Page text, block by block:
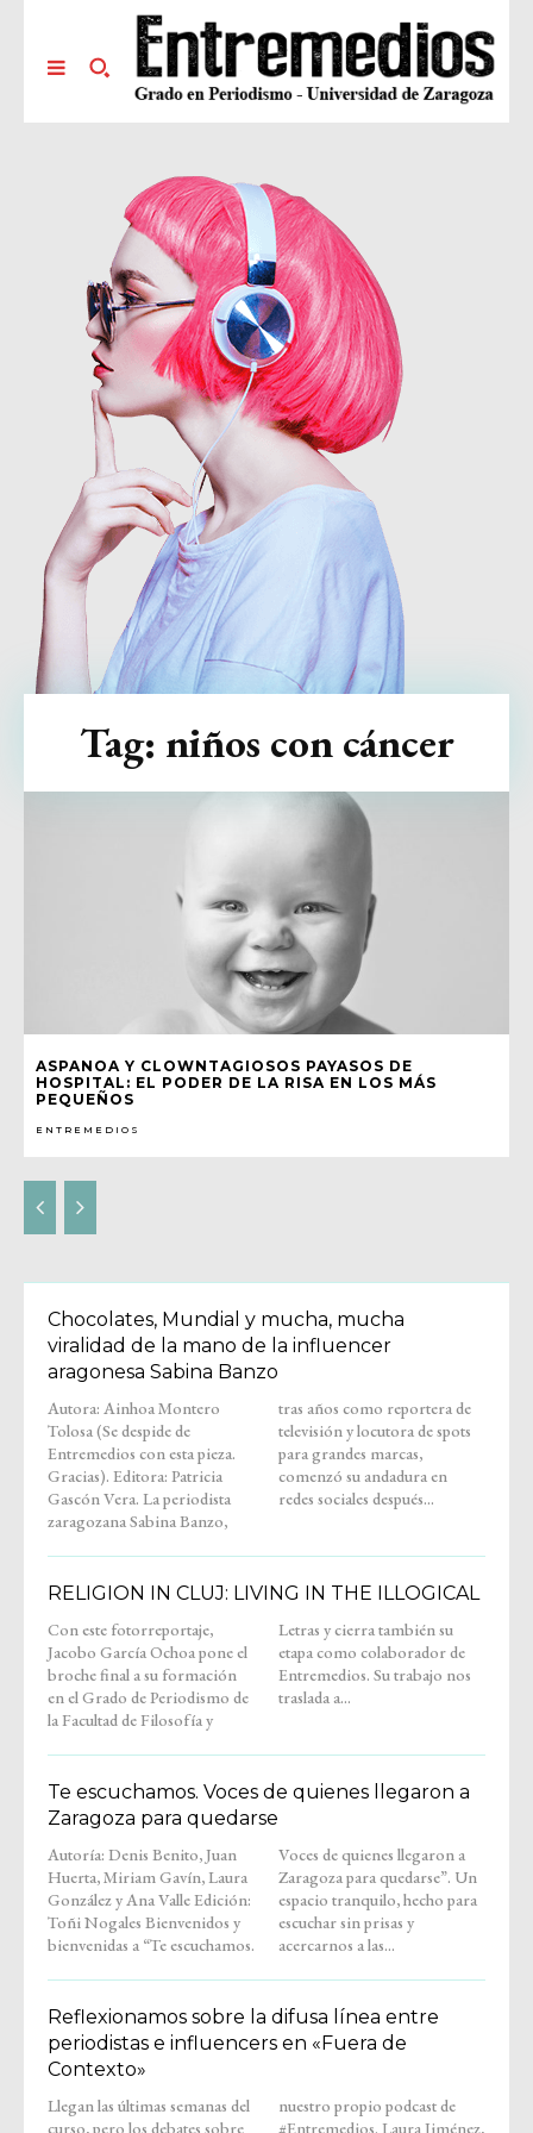
ASPANOA Y CLOWNTAGIOSOS PAYASOS DE
HOSPITAL: EL PODER DE LA RISA EN LOS MÁS
PEQUEÑOS
ENTREMEDIOS
Tag: niños con cáncer
Chocolates, Mundial y mucha, mucha
viralidad de la mano de la influencer
aragonesa Sabina Banzo
Autora: Ainhoa Montero
Tolosa (Se despide de
Entremedios con esta pieza.
Gracias). Editora: Patricia
Gascón Vera. La periodista
zaragozana Sabina Banzo,
tras años como reportera de
televisión y locutora de spots
para grandes marcas,
comenzó su andadura en
redes sociales después...
RELIGION IN CLUJ: LIVING IN THE ILLOGICAL
Con este fotorreportaje,
Jacobo García Ochoa pone el
broche final a su formación
en el Grado de Periodismo de
la Facultad de Filosofía y
Letras y cierra también su
etapa como colaborador de
Entremedios. Su trabajo nos
traslada a...
Te escuchamos. Voces de quienes llegaron a
Zaragoza para quedarse
Autoría: Denis Benito, Juan
Huerta, Miriam Gavín, Laura
González y Ana Valle Edición:
Toñi Nogales Bienvenidos y
bienvenidas a “Te escuchamos.
Voces de quienes llegaron a
Zaragoza para quedarse”. Un
espacio tranquilo, hecho para
escuchar sin prisas y
acercarnos a las...
Reflexionamos sobre la difusa línea entre
periodistas e influencers en «Fuera de
Contexto»
Llegan las últimas semanas del
curso, pero los debates sobre
nuestro propio podcast de
#Entremedios. Laura Jiménez,